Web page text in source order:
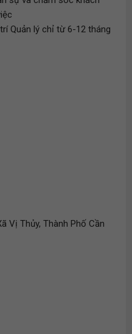
Quản lý chỉ từ 6-12 tháng
Vị Thủy, Thành Phố Cần